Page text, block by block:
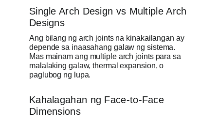
Single Arch Design vs Multiple Arch
Designs
Ang bilang ng arch joints na kinakailangan ay
depende sa inaasahang galaw ng sistema.
Mas mainam ang multiple arch joints para sa
malalaking galaw, thermal expansion, o
paglubog ng lupa.
Kahalagahan ng Face-to-Face
Dimensions